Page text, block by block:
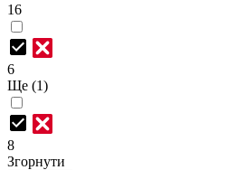
16
6
Ще (1)
8
Згорнути